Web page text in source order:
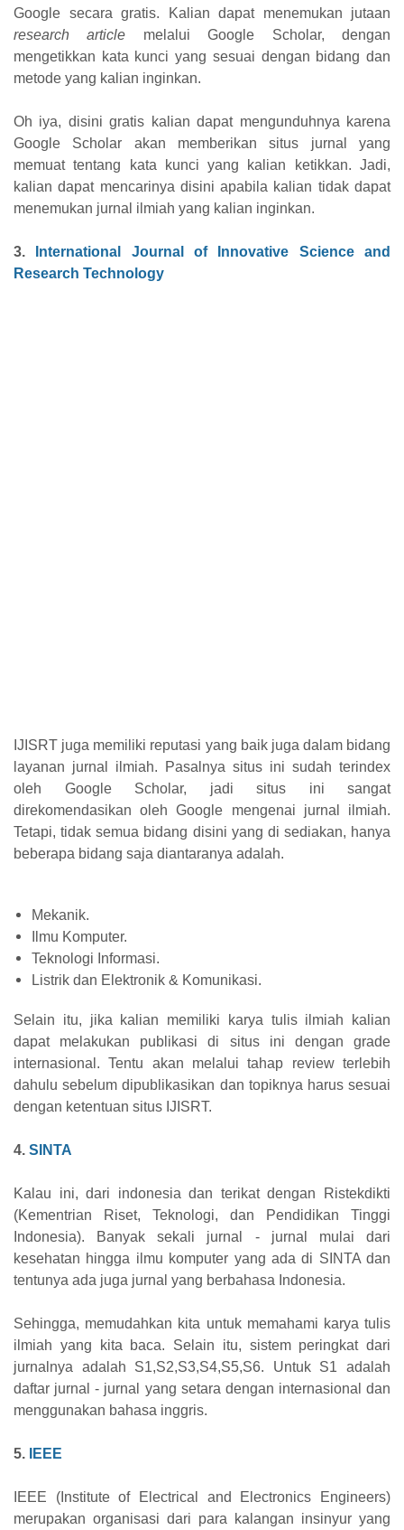
Google secara gratis. Kalian dapat menemukan jutaan
research article melalui Google Scholar, dengan
mengetikkan kata kunci yang sesuai dengan bidang dan
metode yang kalian inginkan.
Oh iya, disini gratis kalian dapat mengunduhnya karena
Google Scholar akan memberikan situs jurnal yang
memuat tentang kata kunci yang kalian ketikkan. Jadi,
kalian dapat mencarinya disini apabila kalian tidak dapat
menemukan jurnal ilmiah yang kalian inginkan.
3.
International Journal of Innovative Science and
Research Technology
IJISRT juga memiliki reputasi yang baik juga dalam bidang
layanan jurnal ilmiah. Pasalnya situs ini sudah terindex
oleh Google Scholar, jadi situs ini sangat
direkomendasikan oleh Google mengenai jurnal ilmiah.
Tetapi, tidak semua bidang disini yang di sediakan, hanya
beberapa bidang saja diantaranya adalah.
Mekanik.
Ilmu Komputer.
Teknologi Informasi.
Listrik dan Elektronik & Komunikasi.
Selain itu, jika kalian memiliki karya tulis ilmiah kalian
dapat melakukan publikasi di situs ini dengan grade
internasional. Tentu akan melalui tahap review terlebih
dahulu sebelum dipublikasikan dan topiknya harus sesuai
dengan ketentuan situs IJISRT.
4. SINTA
Kalau ini, dari indonesia dan terikat dengan Ristekdikti
(Kementrian Riset, Teknologi, dan Pendidikan Tinggi
Indonesia). Banyak sekali jurnal - jurnal mulai dari
kesehatan hingga ilmu komputer yang ada di SINTA dan
tentunya ada juga jurnal yang berbahasa Indonesia.
Sehingga, memudahkan kita untuk memahami karya tulis
ilmiah yang kita baca. Selain itu, sistem peringkat dari
jurnalnya adalah S1,S2,S3,S4,S5,S6. Untuk S1 adalah
daftar jurnal - jurnal yang setara dengan internasional dan
menggunakan bahasa inggris.
5. IEEE
IEEE (Institute of Electrical and Electronics Engineers)
merupakan organisasi dari para kalangan insinyur yang